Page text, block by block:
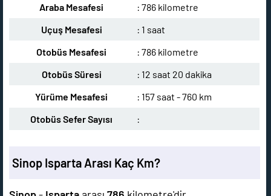
Araba Mesafesi
: 786 kilometre
Uçuş Mesafesi
: 1 saat
Otobüs Mesafesi
: 786 kilometre
Otobüs Süresi
: 12 saat 20 dakika
Yürüme Mesafesi
: 157 saat - 760 km
Otobüs Sefer Sayısı
:
Sinop Isparta Arası Kaç Km?